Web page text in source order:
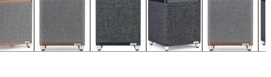
našich návrhů. RS1 není o hromovém, přehnaném basu, ale o
a především hudebním zvuku. Abychom toho dosáhli, skříň a
a laděny tak, aby poskytovaly přirozené rozšířené
a rytmické.